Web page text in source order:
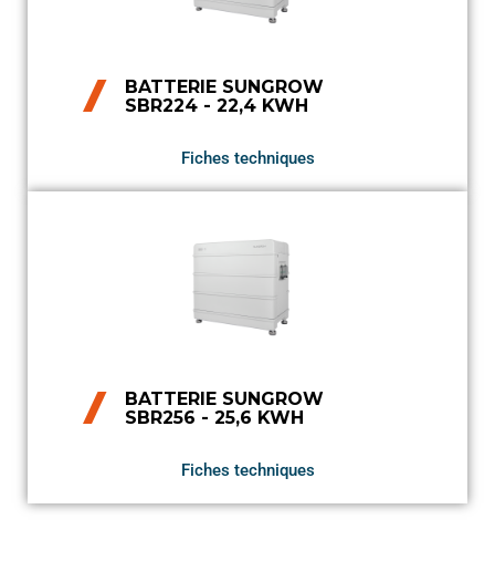
BATTERIE SUNGROW
SBR224 - 22,4 KWH
Fiches techniques
BATTERIE SUNGROW
SBR256 - 25,6 KWH
Fiches techniques